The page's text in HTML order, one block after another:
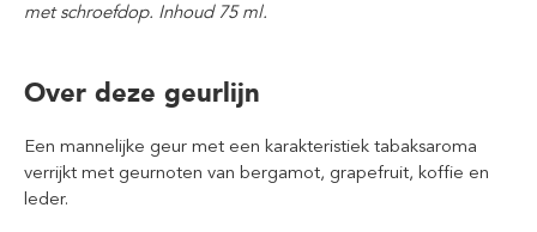
met schroefdop. Inhoud 75 ml.
Over deze geurlijn
Een mannelijke geur met een karakteristiek tabaksaroma
verrijkt met geurnoten van bergamot, grapefruit, koffie en
leder.